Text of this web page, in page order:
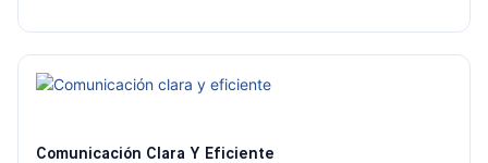
Comunicación Clara Y Eficiente